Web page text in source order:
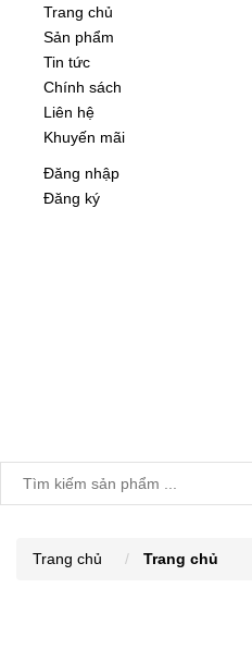
Trang chủ
Sản phẩm
Tin tức
Chính sách
Liên hệ
Khuyến mãi
Đăng nhập
Đăng ký
Trang chủ Trang chủ